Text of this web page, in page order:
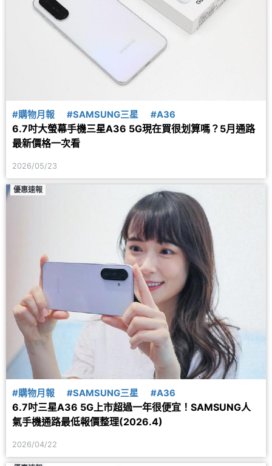
#購物月報 #SAMSUNG三星 #A36
6.7吋大螢幕手機三星A36 5G現在買很划算嗎？5月通路
最新價格一次看
2026/05/23
優惠速報
#購物月報 #SAMSUNG三星 #A36
6.7吋三星A36 5G上市超過一年很便宜！SAMSUNG人
氣手機通路最低報價整理(2026.4)
2026/04/22